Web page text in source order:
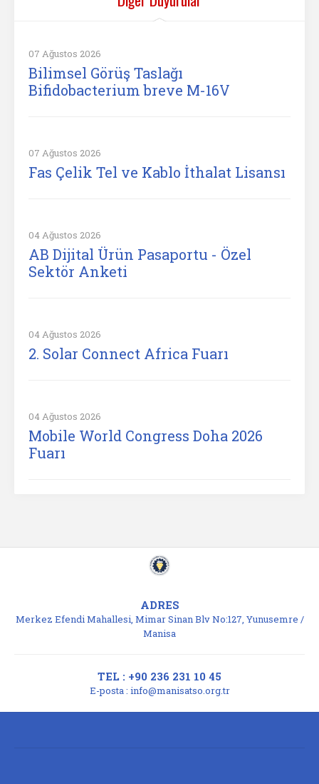
07 Ağustos 2026
Bilimsel Görüş Taslağı
Bifidobacterium breve M-16V
07 Ağustos 2026
Fas Çelik Tel ve Kablo İthalat Lisansı
04 Ağustos 2026
AB Dijital Ürün Pasaportu - Özel
Sektör Anketi
04 Ağustos 2026
2. Solar Connect Africa Fuarı
04 Ağustos 2026
Mobile World Congress Doha 2026
Fuarı
ADRES
Merkez Efendi Mahallesi, Mimar Sinan Blv No:127, Yunusemre /
Manisa
TEL : +90 236 231 10 45
E-posta : info@manisatso.org.tr